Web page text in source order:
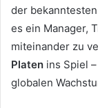
der
es ein Manager,
miteinander zu
Platen ins Spiel
globalen